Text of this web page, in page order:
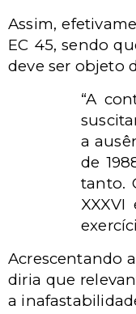
Assim,
EC 45, sendo
deve ser objeto
“A
a
de
tanto.
Acrescentando
diria que
a